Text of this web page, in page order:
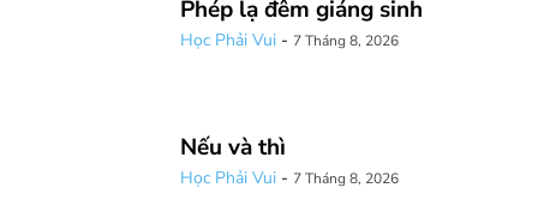
Phép lạ đêm giáng sinh
Học Phải Vui - 7 Tháng 8, 2026
Nếu và thì
Học Phải Vui - 7 Tháng 8, 2026